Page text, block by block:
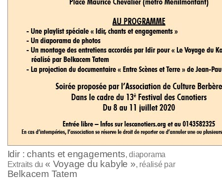
Idir : chants et engagements, diaporama
Extraits du « Voyage du kabyle », réalisé par
Belkacem Tatem